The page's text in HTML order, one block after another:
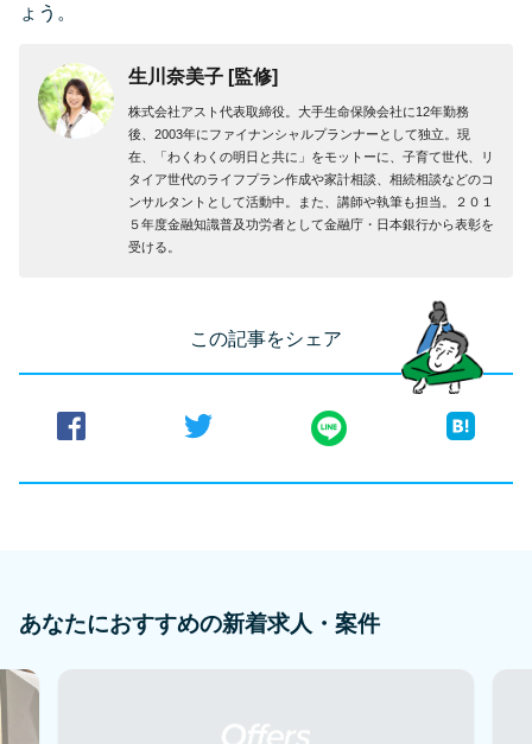
ょう。
生川奈美子 [監修]
株式会社アスト代表取締役。大手生命保険会社に12年勤務
後、2003年にファイナンシャルプランナーとして独立。現
在、「わくわくの明日と共に」をモットーに、子育て世代、リ
タイア世代のライフプラン作成や家計相談、相続相談などのコ
ンサルタントとして活動中。また、講師や執筆も担当。２０１
５年度金融知識普及功労者として金融庁・日本銀行から表彰を
受ける。
この記事をシェア
あなたにおすすめの新着求人・案件